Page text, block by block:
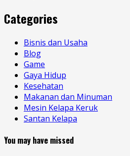
Categories
Bisnis dan Usaha
Blog
Game
Gaya Hidup
Kesehatan
Makanan dan Minuman
Mesin Kelapa Keruk
Santan Kelapa
You may have missed